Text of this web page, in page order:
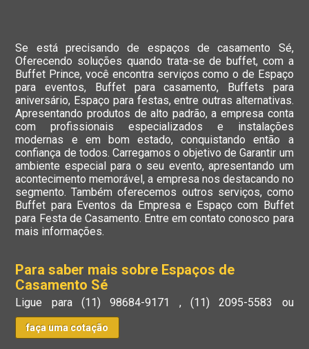
Se está precisando de espaços de casamento Sé,
Oferecendo soluções quando trata-se de buffet, com a
Buffet Prince, você encontra serviços como o de Espaço
para eventos, Buffet para casamento, Buffets para
aniversário, Espaço para festas, entre outras alternativas.
Apresentando produtos de alto padrão, a empresa conta
com profissionais especializados e instalações
modernas e em bom estado, conquistando então a
confiança de todos. Carregamos o objetivo de Garantir um
ambiente especial para o seu evento, apresentando um
acontecimento memorável, a empresa nos destacando no
segmento. Também oferecemos outros serviços, como
Buffet para Eventos da Empresa e Espaço com Buffet
para Festa de Casamento. Entre em contato conosco para
mais informações.
Para saber mais sobre Espaços de
Casamento Sé
Ligue para(11) 98684-9171 , (11) 2095-5583 ou
faça uma cotação